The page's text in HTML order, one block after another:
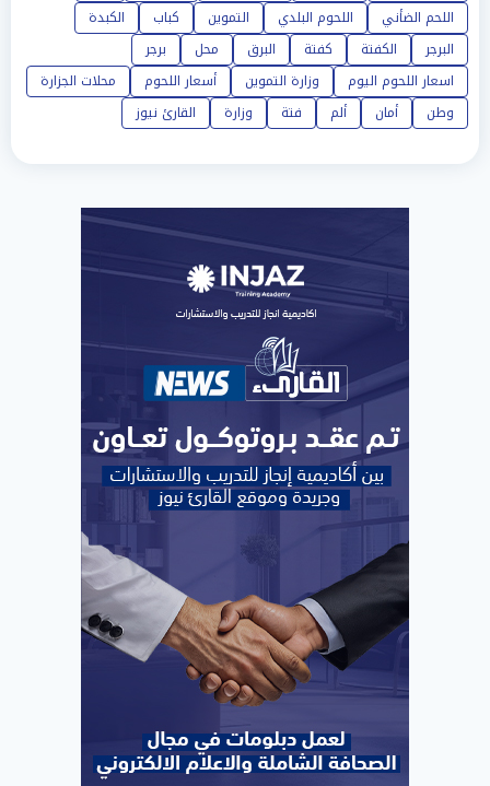
اللحم الضأني
اللحوم البلدي التموين كباب
الكبدة
البرجر
الكفتة كفتة البرق محل
برجر
اسعار اللحوم اليوم
وزارة التموين أسعار اللحوم
محلات الجزارة
وطن
أمان ألم فتة وزارة القارئ نيوز